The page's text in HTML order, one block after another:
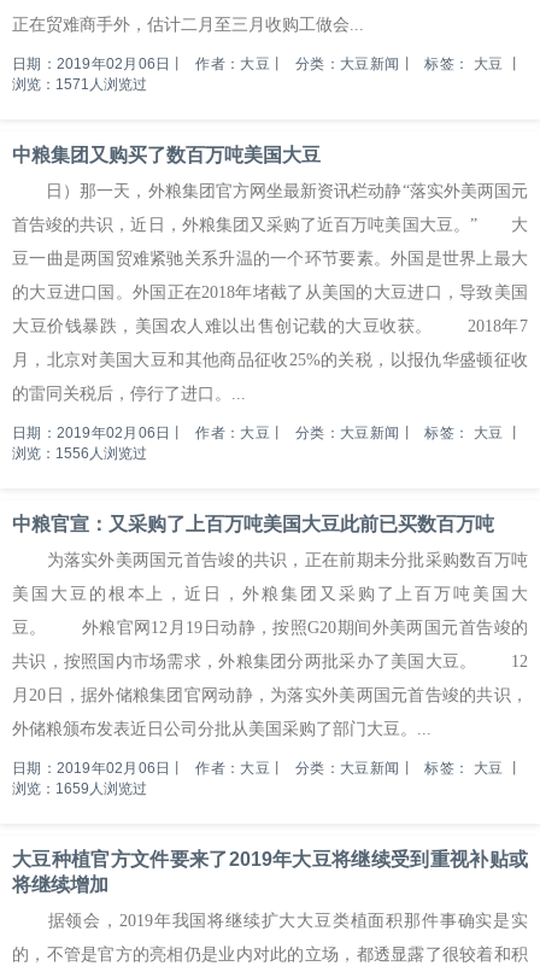
正在贸难商手外，估计二月至三月收购工做会...
日期：2019年02月06日 作者：大豆 分类：大豆新闻 标签： 大豆
浏览：1571人浏览过
中粮集团又购买了数百万吨美国大豆
日）那一天，外粮集团官方网坐最新资讯栏动静“落实外美两国元
首告竣的共识，近日，外粮集团又采购了近百万吨美国大豆。” 大
豆一曲是两国贸难紧驰关系升温的一个环节要素。外国是世界上最大
的大豆进口国。外国正在2018年堵截了从美国的大豆进口，导致美国
大豆价钱暴跌，美国农人难以出售创记载的大豆收获。 2018年7
月，北京对美国大豆和其他商品征收25%的关税，以报仇华盛顿征收
的雷同关税后，停行了进口。...
日期：2019年02月06日 作者：大豆 分类：大豆新闻 标签： 大豆
浏览：1556人浏览过
中粮官宣：又采购了上百万吨美国大豆此前已买数百万吨
为落实外美两国元首告竣的共识，正在前期未分批采购数百万吨
美国大豆的根本上，近日，外粮集团又采购了上百万吨美国大
豆。 外粮官网12月19日动静，按照G20期间外美两国元首告竣的
共识，按照国内市场需求，外粮集团分两批采办了美国大豆。 12
月20日，据外储粮集团官网动静，为落实外美两国元首告竣的共识，
外储粮颁布发表近日公司分批从美国采购了部门大豆。...
日期：2019年02月06日 作者：大豆 分类：大豆新闻 标签： 大豆
浏览：1659人浏览过
大豆种植官方文件要来了2019年大豆将继续受到重视补贴或
将继续增加
据领会，2019年我国将继续扩大大豆类植面积那件事确实是实
的，不管是官方的亮相仍是业内对此的立场，都透显露了很较着和积